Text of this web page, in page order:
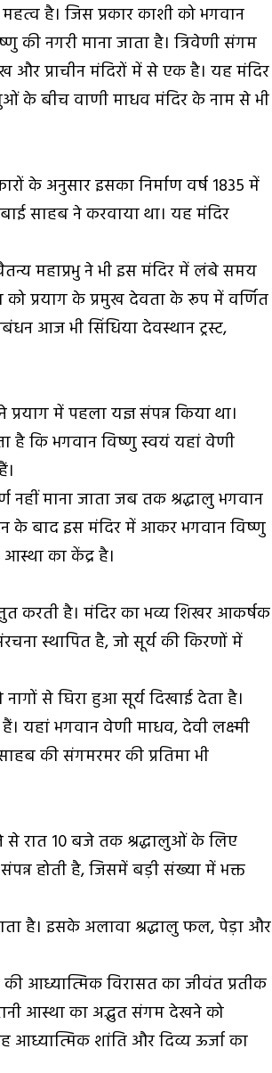
है। जिस प्रकार काशी को भगवान
की नगरी माना जाता है। त्रिवेणी संगम
और प्राचीन मंदिरों में से एक है। यह मंदिर
के बीच वाणी माधव मंदिर के नाम से भी
के अनुसार इसका निर्माण वर्ष 1835 में
साहब ने करवाया था। यह मंदिर
महाप्रभु ने भी इस मंदिर में लंबे समय
प्रयाग के प्रमुख देवता के रूप में वर्णित
आज भी सिंधिया देवस्थान ट्रस्ट,
प्रयाग में पहला यज्ञ संपन्न किया था।
है कि भगवान विष्णु स्वयं यहां वेणी
माना जाता जब तक श्रद्धालु भगवान
के बाद इस मंदिर में आकर भगवान विष्णु
का केंद्र है।
करती है। मंदिर का भव्य शिखर आकर्षक
स्थापित है, जो सूर्य की किरणों में
से घिरा हुआ सूर्य दिखाई देता है।
यहां भगवान वेणी माधव, देवी लक्ष्मी
की संगमरमर की प्रतिमा भी
से रात 10 बजे तक श्रद्धालुओं के लिए
होती है, जिसमें बड़ी संख्या में भक्त
है। इसके अलावा श्रद्धालु फल, पेड़ा और
आध्यात्मिक विरासत का जीवंत प्रतीक
आस्था का अद्भुत संगम देखने को
आध्यात्मिक शांति और दिव्य ऊर्जा का